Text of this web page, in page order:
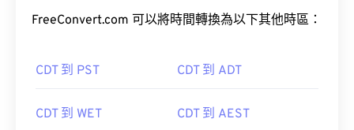
FreeConvert.com 可以將時間轉換為以下其他時區：
CDT 到 PST CDT 到 ADT
CDT 到 WET CDT 到 AEST